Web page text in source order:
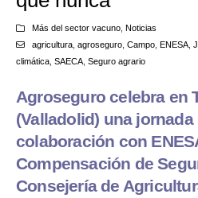
Más del sector vacuno, Noticias
agricultura, agroseguro, Campo, ENESA,
climática SAECA Seguro agrario
Agroseguro celebra en
(Valladolid) una
colaboración con
Compensación de
Consejería de